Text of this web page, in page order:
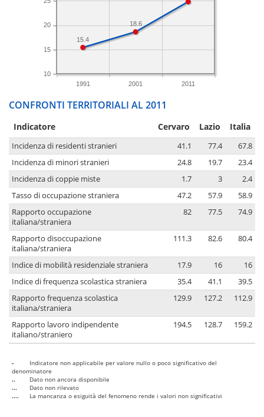
1991 2001 2011
10
15
20 18.6
15.4
CONFRONTI TERRITORIALI AL 2011
Indicatore Cervaro Lazio Italia
Incidenza di residenti stranieri 41.1 77.4
67.8
Incidenza di minori stranieri
24.8 19.7
23.4
Incidenza di coppie miste
1.7 3
2.4
Tasso di occupazione straniera
47.2 57.9
58.9
Rapporto occupazione
italiana/straniera
82 77.5 74.9
Rapporto disoccupazione
italiana/straniera
111.3 82.6 80.4
Indice di mobilità residenziale straniera 17.9 16
16
Indice di frequenza scolastica straniera
35.4 41.1
39.5
Rapporto frequenza scolastica
italiana/straniera
129.9 127.2 112.9
Rapporto lavoro indipendente
italiano/straniero
194.5 128.7 159.2
-
Indicatore non applicabile per valore nullo o poco significativo del
denominatore
..
Dato non ancora disponibile
...
Dato non rilevato
....
La mancanza o esiguità del fenomeno rende i valori non significativi